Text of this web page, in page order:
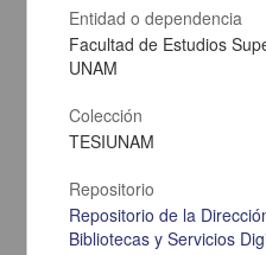
Experiencias y significados de la
Entidad o dependencia
Facultad de Estudios
UNAM
Colección
TESIUNAM
Repositorio
Repositorio de la
Bibliotecas y Servicios